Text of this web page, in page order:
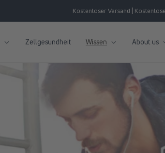
Kostenloser Versand |
Zellgesundheit Wissen About us